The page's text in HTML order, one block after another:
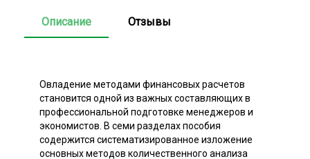
Описание Отзывы
Овладение методами финансовых расчетов
становится одной из важных составляющих в
профессиональной подготовке менеджеров и
экономистов. В семи разделах пособия
содержится систематизированное изложение
основных методов количественного анализа